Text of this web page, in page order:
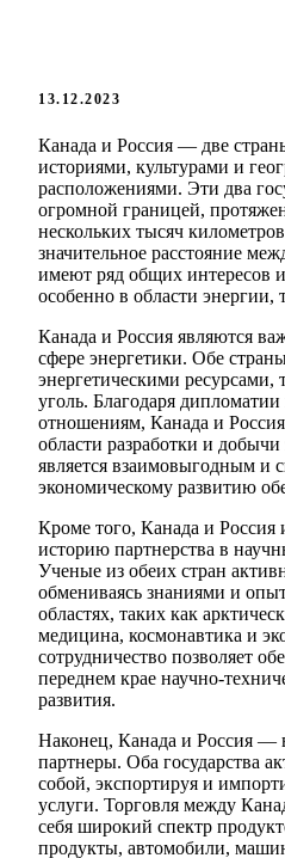
13.12.2023
Канада и Россия — две
историями, культурами и
расположениями. Эти два
огромной границей,
нескольких тысяч
значительное расстояние
имеют ряд общих интересов и
особенно в области энергии,
Канада и Россия являются
сфере энергетики. Обе
энергетическими ресурсами,
уголь. Благодаря
отношениям, Канада и
области разработки и добычи
является взаимовыгодным и
экономическому развитию
Кроме того, Канада и
историю партнерства в
Ученые из обеих стран
обмениваясь знаниями и
областях, таких как
медицина, космонавтика и
сотрудничество позволяет
переднем крае научно-
развития.
Наконец, Канада и Россия —
партнеры. Оба государства
собой, экспортируя и
услуги. Торговля между
себя широкий спектр
продукты, автомобили,